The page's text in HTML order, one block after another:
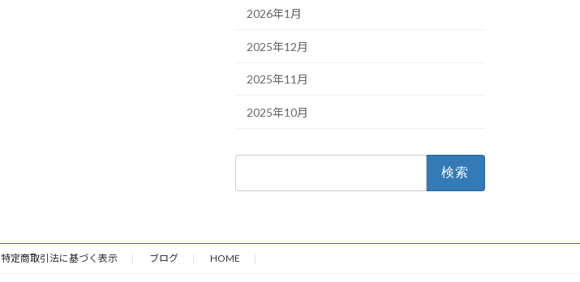
2026年1月
2025年12月
2025年11月
2025年10月
特定商取引法に基づく表示 ブログ HOME